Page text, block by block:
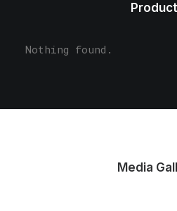
Nothing found.
Media